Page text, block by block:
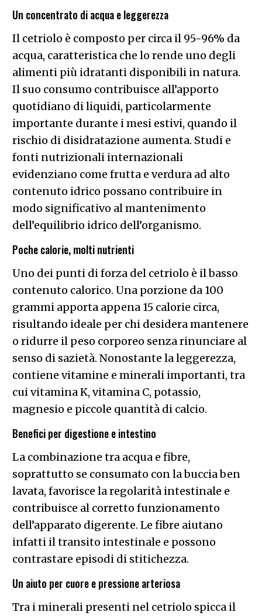
Un concentrato di acqua e leggerezza
Il cetriolo è composto per circa il 95-96% da
acqua, caratteristica che lo rende uno degli
alimenti più idratanti disponibili in natura.
Il suo consumo contribuisce all’apporto
quotidiano di liquidi, particolarmente
importante durante i mesi estivi, quando il
rischio di disidratazione aumenta. Studi e
fonti nutrizionali internazionali
evidenziano come frutta e verdura ad alto
contenuto idrico possano contribuire in
modo significativo al mantenimento
dell’equilibrio idrico dell’organismo.
Poche calorie, molti nutrienti
Uno dei punti di forza del cetriolo è il basso
contenuto calorico. Una porzione da 100
grammi apporta appena 15 calorie circa,
risultando ideale per chi desidera mantenere
o ridurre il peso corporeo senza rinunciare al
senso di sazietà. Nonostante la leggerezza,
contiene vitamine e minerali importanti, tra
cui vitamina K, vitamina C, potassio,
magnesio e piccole quantità di calcio.
Benefici per digestione e intestino
La combinazione tra acqua e fibre,
soprattutto se consumato con la buccia ben
lavata, favorisce la regolarità intestinale e
contribuisce al corretto funzionamento
dell’apparato digerente. Le fibre aiutano
infatti il transito intestinale e possono
contrastare episodi di stitichezza.
Un aiuto per cuore e pressione arteriosa
Tra i minerali presenti nel cetriolo spicca il